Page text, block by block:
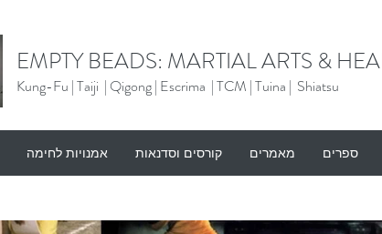
EMPTY BEADS: MARTIAL ARTS &
Kung-Fu |Taiji | Qigong | Escrima |TCM |Tuina | Shiatsu
ספרים מאמרים קורסים וסדנאות אמנויות לחימה